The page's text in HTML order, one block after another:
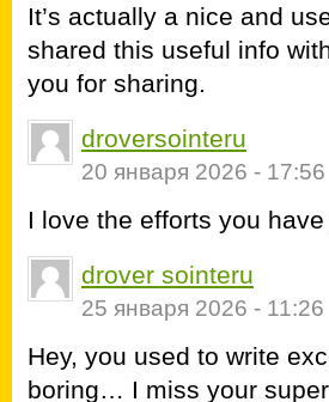
It’s actually a nice and
shared this useful info
you for sharing.
droversointeru
20 января 2026 - 17:56
I love the efforts you
drover sointeru
25 января 2026 - 11:26
Hey, you used to write
boring… I miss your